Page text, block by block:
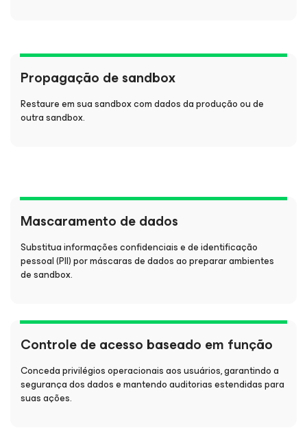
Propagação de sandbox
Restaure em sua sandbox com dados da produção ou de
outra sandbox.
Mascaramento de dados
Substitua informações confidenciais e de identificação
pessoal (PII) por máscaras de dados ao preparar ambientes
de sandbox.
Controle de acesso baseado em função
Conceda privilégios operacionais aos usuários, garantindo a
segurança dos dados e mantendo auditorias estendidas para
suas ações.